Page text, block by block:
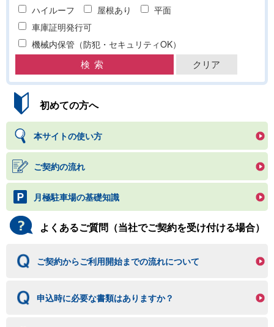
ハイルーフ
屋根あり
平面
車庫証明発行可
機械内保管（防犯・セキュリティOK）
初めての方へ
本サイトの使い方
ご契約の流れ
月極駐車場の基礎知識
よくあるご質問（当社でご契約を受け付ける場合）
ご契約からご利用開始までの流れについて
申込時に必要な書類はありますか？